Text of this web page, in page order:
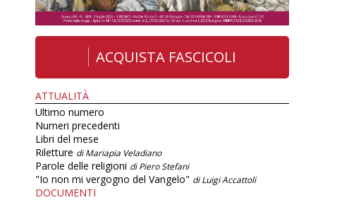
ACQUISTA FASCICOLI
ATTUALITÀ
Ultimo numero
Numeri precedenti
Libri del mese
Riletture di Mariapia Veladiano
Parole delle religioni di Piero Stefani
"Io non mi vergogno del Vangelo" di Luigi Accattoli
DOCUMENTI